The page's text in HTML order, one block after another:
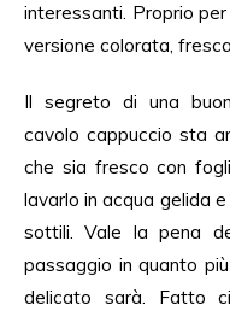
interessanti. Proprio
versione colorata,
Il segreto di una
cavolo cappuccio sta
che sia fresco con
lavarlo in acqua gelida
sottili. Vale la pena
passaggio in quanto
delicato sarà. Fatto